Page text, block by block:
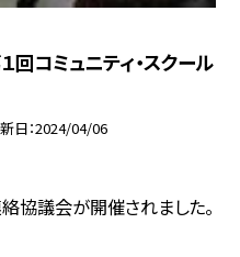
回コミュニティ・スクール
日 2024/04/06
協議会が開催されました。